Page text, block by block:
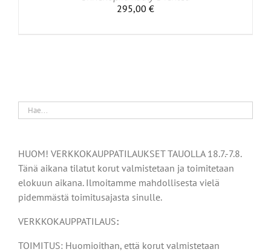
295,00 €
HUOM! VERKKOKAUPPATILAUKSET TAUOLLA 18.7.-7.8.
Tänä aikana tilatut korut valmistetaan ja toimitetaan
elokuun aikana. Ilmoitamme mahdollisesta vielä
pidemmästä toimitusajasta sinulle.
VERKKOKAUPPATILAUS:
TOIMITUS: Huomioithan, että korut valmistetaan